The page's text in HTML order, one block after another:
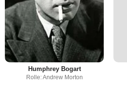
Humphrey Bogart
Rolle: Andrew Morton